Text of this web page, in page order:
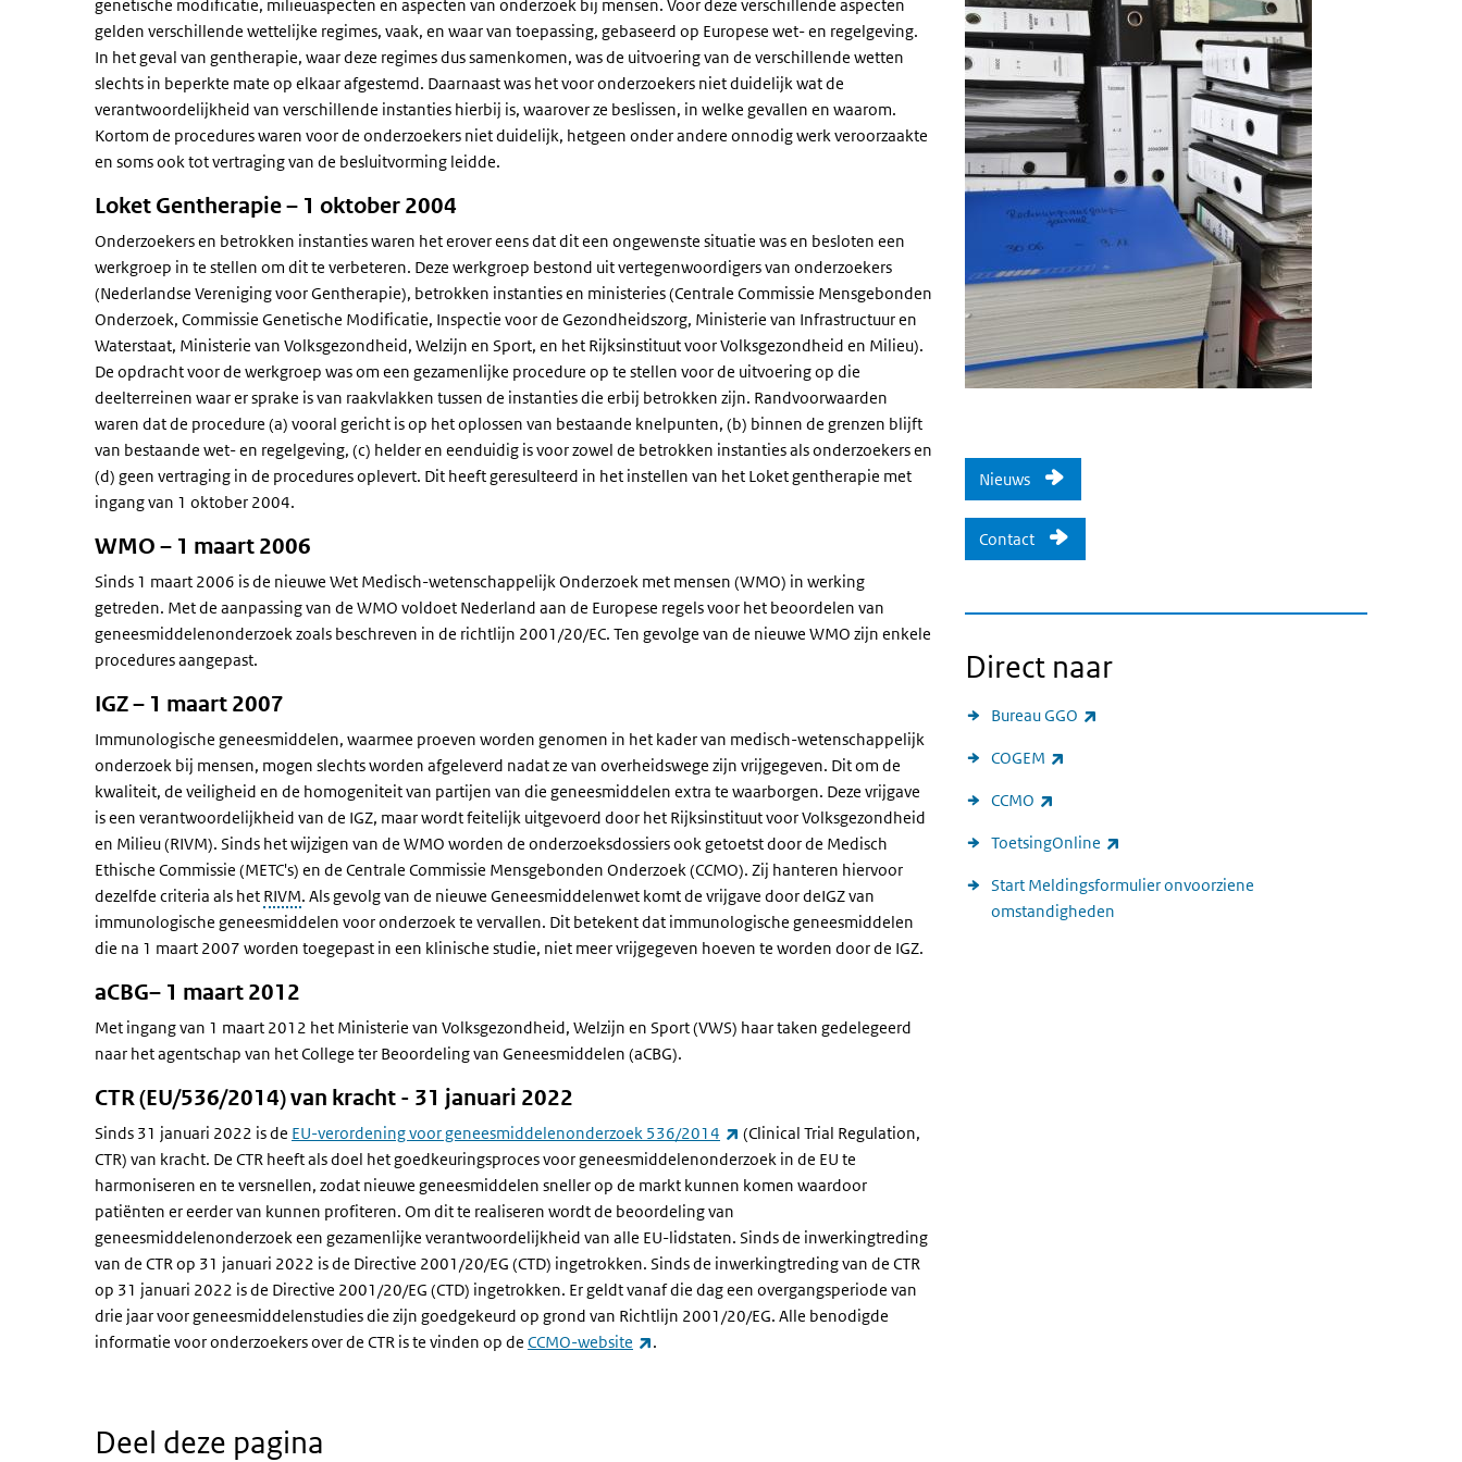
genetische modificatie, milieuaspecten en aspecten van onderzoek bij mensen. Voor deze verschillende aspecten
gelden verschillende wettelijke regimes, vaak, en waar van toepassing, gebaseerd op Europese wet- en regelgeving.
In het geval van gentherapie, waar deze regimes dus samenkomen, was de uitvoering van de verschillende wetten
slechts in beperkte mate op elkaar afgestemd. Daarnaast was het voor onderzoekers niet duidelijk wat de
verantwoordelijkheid van verschillende instanties hierbij is, waarover ze beslissen, in welke gevallen en waarom.
Kortom de procedures waren voor de onderzoekers niet duidelijk, hetgeen onder andere onnodig werk veroorzaakte
en soms ook tot vertraging van de besluitvorming leidde.
Loket Gentherapie – 1 oktober 2004
Onderzoekers en betrokken instanties waren het erover eens dat dit een ongewenste situatie was en besloten een
werkgroep in te stellen om dit te verbeteren. Deze werkgroep bestond uit vertegenwoordigers van onderzoekers
(Nederlandse Vereniging voor Gentherapie), betrokken instanties en ministeries (Centrale Commissie Mensgebonden
Onderzoek, Commissie Genetische Modificatie, Inspectie voor de Gezondheidszorg, Ministerie van Infrastructuur en
Waterstaat, Ministerie van Volksgezondheid, Welzijn en Sport, en het Rijksinstituut voor Volksgezondheid en Milieu).
De opdracht voor de werkgroep was om een gezamenlijke procedure op te stellen voor de uitvoering op die
deelterreinen waar er sprake is van raakvlakken tussen de instanties die erbij betrokken zijn. Randvoorwaarden
waren dat de procedure (a) vooral gericht is op het oplossen van bestaande knelpunten, (b) binnen de grenzen blijft
van bestaande wet- en regelgeving, (c) helder en eenduidig is voor zowel de betrokken instanties als onderzoekers en
(d) geen vertraging in de procedures oplevert. Dit heeft geresulteerd in het instellen van het Loket gentherapie met
ingang van 1 oktober 2004.
WMO – 1 maart 2006
Sinds 1 maart 2006 is de nieuwe Wet Medisch-wetenschappelijk Onderzoek met mensen (WMO) in werking
getreden. Met de aanpassing van de WMO voldoet Nederland aan de Europese regels voor het beoordelen van
geneesmiddelenonderzoek zoals beschreven in de richtlijn 2001/20/EC. Ten gevolge van de nieuwe WMO zijn enkele
procedures aangepast.
IGZ – 1 maart 2007
Immunologische geneesmiddelen, waarmee proeven worden genomen in het kader van medisch-wetenschappelijk
onderzoek bij mensen, mogen slechts worden afgeleverd nadat ze van overheidswege zijn vrijgegeven. Dit om de
kwaliteit, de veiligheid en de homogeniteit van partijen van die geneesmiddelen extra te waarborgen. Deze vrijgave
is een verantwoordelijkheid van de IGZ, maar wordt feitelijk uitgevoerd door het Rijksinstituut voor Volksgezondheid
en Milieu (RIVM). Sinds het wijzigen van de WMO worden de onderzoeksdossiers ook getoetst door de Medisch
Ethische Commissie (METC's) en de Centrale Commissie Mensgebonden Onderzoek (CCMO). Zij hanteren hiervoor
dezelfde criteria als het RIVM. Als gevolg van de nieuwe Geneesmiddelenwet komt de vrijgave door deIGZ van
immunologische geneesmiddelen voor onderzoek te vervallen. Dit betekent dat immunologische geneesmiddelen
die na 1 maart 2007 worden toegepast in een klinische studie, niet meer vrijgegeven hoeven te worden door de IGZ.
aCBG– 1 maart 2012
Met ingang van 1 maart 2012 het Ministerie van Volksgezondheid, Welzijn en Sport (VWS) haar taken gedelegeerd
naar het agentschap van het College ter Beoordeling van Geneesmiddelen (aCBG).
CTR (EU/536/2014) van kracht - 31 januari 2022
Sinds 31 januari 2022 is de EU-verordening voor geneesmiddelenonderzoek 536/2014 (externe link)
(Clinical Trial Regulation,
CTR) van kracht. De CTR heeft als doel het goedkeuringsproces voor geneesmiddelenonderzoek in de EU te
harmoniseren en te versnellen, zodat nieuwe geneesmiddelen sneller op de markt kunnen komen waardoor
patiënten er eerder van kunnen profiteren. Om dit te realiseren wordt de beoordeling van
geneesmiddelenonderzoek een gezamenlijke verantwoordelijkheid van alle EU-lidstaten. Sinds de inwerkingtreding
van de CTR op 31 januari 2022 is de Directive 2001/20/EG (CTD) ingetrokken. Sinds de inwerkingtreding van de CTR
op 31 januari 2022 is de Directive 2001/20/EG (CTD) ingetrokken. Er geldt vanaf die dag een overgangsperiode van
drie jaar voor geneesmiddelenstudies die zijn goedgekeurd op grond van Richtlijn 2001/20/EG. Alle benodigde
informatie voor onderzoekers over de CTR is te vinden op de CCMO-website (externe link)
.
Nieuws
Contact
Direct naar
Bureau GGO
COGEM
CCMO
ToetsingOnline
Start Meldingsformulier onvoorziene
omstandigheden
Deel deze pagina